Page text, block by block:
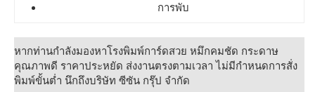
การพับ
หากท่านกำลังมองหาโรงพิมพ์การ์ดสวย หมึกคมชัด กระดาษ
คุณภาพดี ราคาประหยัด ส่งงานตรงตามเวลา ไม่มีกำหนดการสั่ง
พิมพ์ขั้นต่ำ นึกถึงบริษัท ซีซัน กรุ๊ป จำกัด